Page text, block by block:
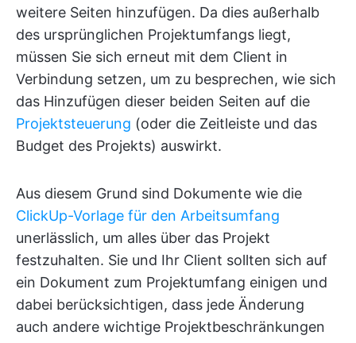
weitere Seiten hinzufügen. Da dies außerhalb
des ursprünglichen Projektumfangs liegt,
müssen Sie sich erneut mit dem Client in
Verbindung setzen, um zu besprechen, wie sich
das Hinzufügen dieser beiden Seiten auf die
Projektsteuerung (oder die Zeitleiste und das
Budget des Projekts) auswirkt.
Aus diesem Grund sind Dokumente wie die
ClickUp-Vorlage für den Arbeitsumfang
unerlässlich, um alles über das Projekt
festzuhalten. Sie und Ihr Client sollten sich auf
ein Dokument zum Projektumfang einigen und
dabei berücksichtigen, dass jede Änderung
auch andere wichtige Projektbeschränkungen